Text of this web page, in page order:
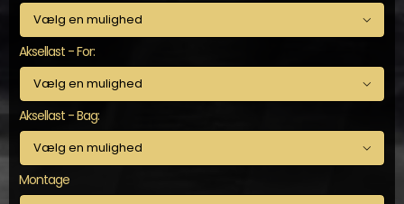

Aksellast - For:

Aksellast - Bag:

Montage